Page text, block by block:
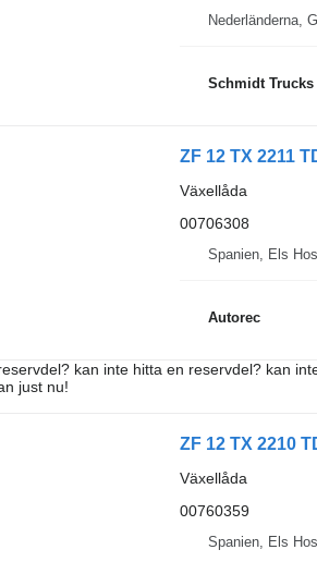
Nederländerna,
Schmidt Trucks
ZF 12 TX 2211
Växellåda
00706308
Spanien, Els
Autorec
kan inte hitta en reservdel? kan
just nu!
ZF 12 TX 2210
Växellåda
00760359
Spanien, Els